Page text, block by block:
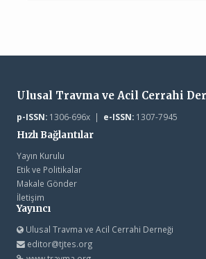
Ulusal Travma ve Acil Cerrahi
p-ISSN:1306-696x | e-ISSN:1307-7945
Hızlı Bağlantılar
Yayın Kurulu
Etik ve Politikalar
Makale Gönder
İletişim
Yayıncı
Ulusal Travma ve Acil Cerrahi Derneği
editor@tjtes.org